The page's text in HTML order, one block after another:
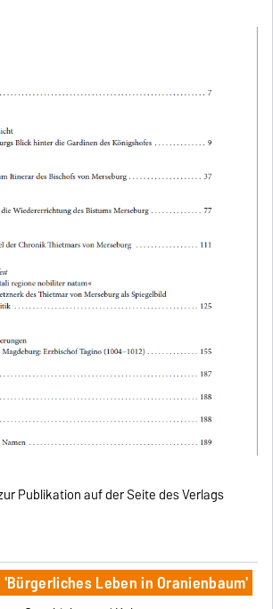
Publikation auf der Seite des Verlags
Leben in Oranienbaum'